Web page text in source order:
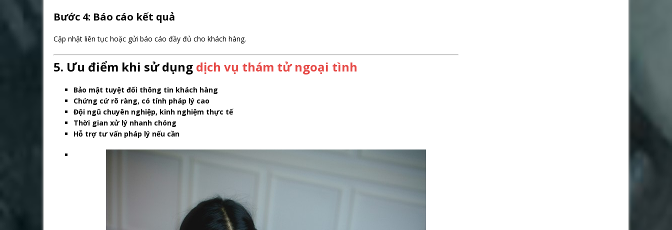
Bước 4: Báo cáo kết quả
Cập nhật liên tục hoặc gửi báo cáo đầy đủ cho khách hàng.
5. Ưu điểm khi sử dụng dịch vụ thám tử ngoại tình
Bảo mật tuyệt đối thông tin khách hàng
Chứng cứ rõ ràng, có tính pháp lý cao
Đội ngũ chuyên nghiệp, kinh nghiệm thực tế
Thời gian xử lý nhanh chóng
Hỗ trợ tư vấn pháp lý nếu cần